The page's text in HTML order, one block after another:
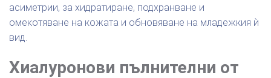
асиметрии, за хидратиране, подхранване и
омекотяване на кожата и обновяване на младежкия ѝ
вид.
Хиалуронови пълнителни от